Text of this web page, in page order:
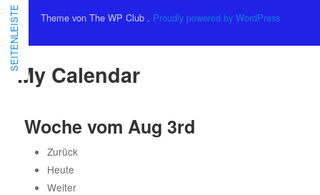
My Calendar
Woche vom Aug 3rd
Zurück
Heute
Weiter
SEITENLEISTE
Sa So
31 September
8
29
Theme von The WP Club . Proudly powered by WordPress